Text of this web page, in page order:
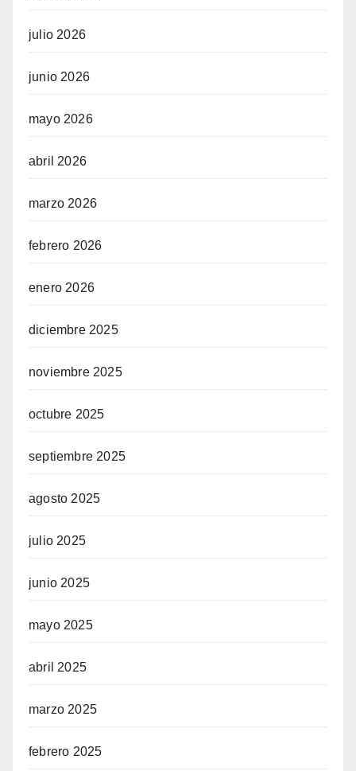
julio 2026
junio 2026
mayo 2026
abril 2026
marzo 2026
febrero 2026
enero 2026
diciembre 2025
noviembre 2025
octubre 2025
septiembre 2025
agosto 2025
julio 2025
junio 2025
mayo 2025
abril 2025
marzo 2025
febrero 2025